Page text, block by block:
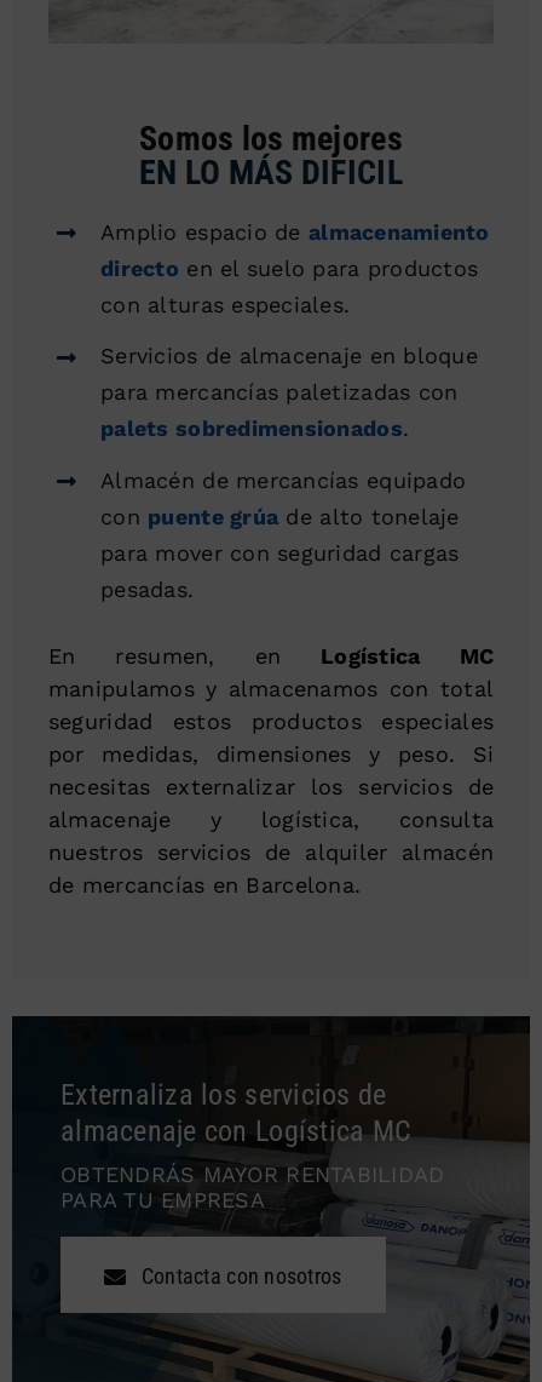
Somos los mejores
EN LO MÁS DIFICIL
Amplio espacio de almacenamiento
directo en el suelo para productos
con alturas especiales.
Servicios de almacenaje en bloque
para mercancías paletizadas con
palets sobredimensionados.
Almacén de mercancías equipado
con puente grúa de alto tonelaje
para mover con seguridad cargas
pesadas.
En resumen, en Logística MC
manipulamos y almacenamos con total
seguridad estos productos especiales
por medidas, dimensiones y peso. Si
necesitas externalizar los servicios de
almacenaje y logística, consulta
nuestros servicios de alquiler almacén
de mercancías en Barcelona.
Externaliza los servicios de
almacenaje con Logística MC
OBTENDRÁS MAYOR RENTABILIDAD
PARA TU EMPRESA
Contacta con nosotros